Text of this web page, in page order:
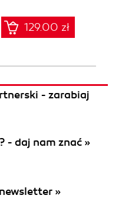
129.00 zł
- zarabiaj
- daj nam znać »
»